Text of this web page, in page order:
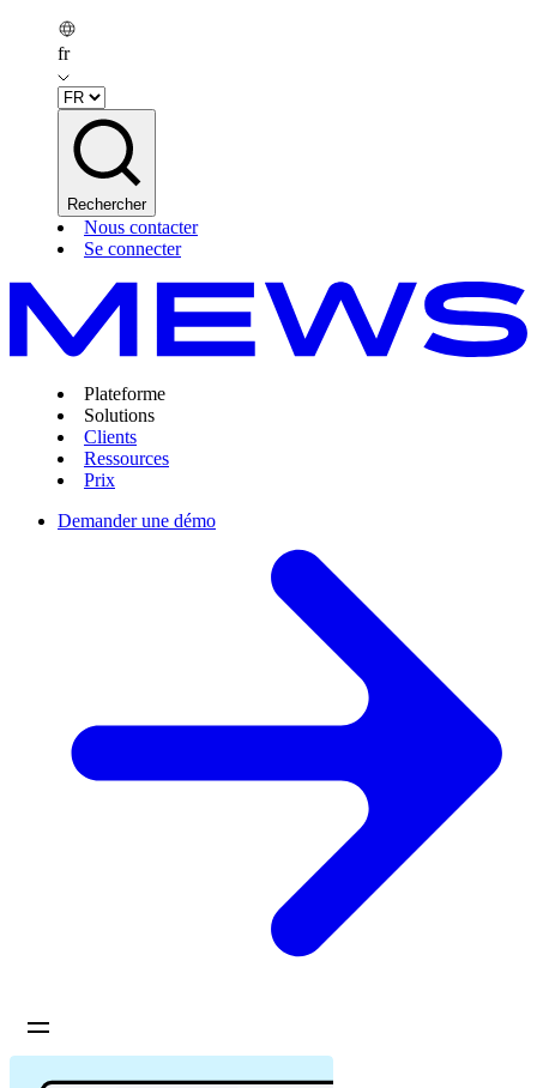
fr
Rechercher
Nous contacter
Se connecter
Plateforme
Solutions
Clients
Ressources
Prix
Demander une démo